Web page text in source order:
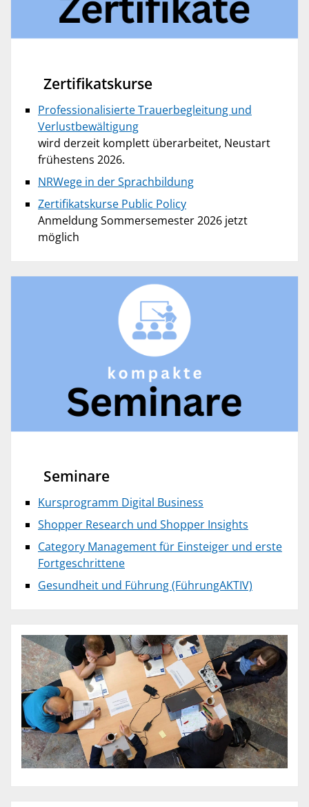
Zertifikatskurse
Professionalisierte Trauerbegleitung und
Verlustbewältigung
wird derzeit komplett überarbeitet, Neustart
frühestens 2026.
NRWege in der Sprachbildung
Zertifikatskurse Public Policy
Anmeldung Sommersemester 2026 jetzt
möglich
Seminare
Kursprogramm Digital Business
Shopper Research und Shopper Insights
Category Management für Einsteiger und erste
Fortgeschrittene
Gesundheit und Führung (FührungAKTIV)